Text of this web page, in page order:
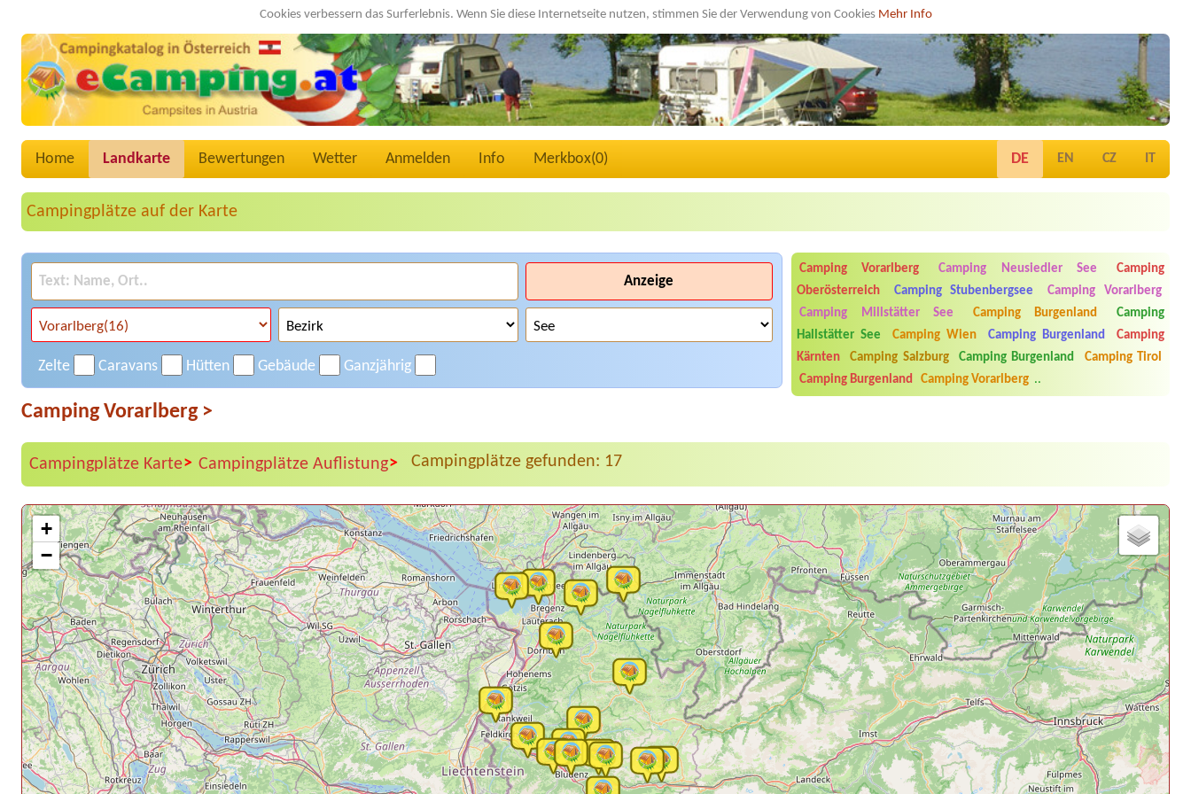
Cookies verbessern das Surferlebnis. Wenn Sie diese Internetseite nutzen, stimmen Sie der Verwendung von Cookies Mehr Info
Home Landkarte Bewertungen Wetter Anmelden Info Merkbox(0) DE EN CZ IT
Campingplätze auf der Karte
Anzeige
Zelte Caravans Hütten Gebäude Ganzjährig
Camping Vorarlberg Camping Neusiedler See
Camping
Oberösterreich
Camping Stubenbergsee
Camping Vorarlberg
Camping Millstätter See
Camping Burgenland
Camping
Hallstätter See
Camping Wien Camping Burgenland
Camping
Kärnten
Camping Salzburg Camping Burgenland
Camping Tirol
Camping Burgenland
Camping Vorarlberg ..
Camping Vorarlberg >
Campingplätze Karte> Campingplätze Auflistung> Campingplätze gefunden: 17
+
−